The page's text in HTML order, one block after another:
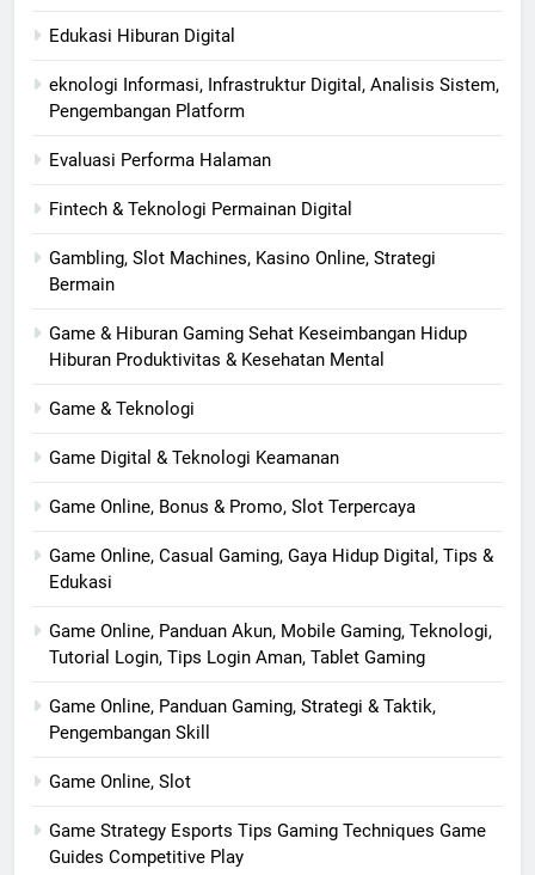
Edukasi Hiburan Digital
eknologi Informasi, Infrastruktur Digital, Analisis Sistem,
Pengembangan Platform
Evaluasi Performa Halaman
Fintech & Teknologi Permainan Digital
Gambling, Slot Machines, Kasino Online, Strategi
Bermain
Game & Hiburan Gaming Sehat Keseimbangan Hidup
Hiburan Produktivitas & Kesehatan Mental
Game & Teknologi
Game Digital & Teknologi Keamanan
Game Online, Bonus & Promo, Slot Terpercaya
Game Online, Casual Gaming, Gaya Hidup Digital, Tips &
Edukasi
Game Online, Panduan Akun, Mobile Gaming, Teknologi,
Tutorial Login, Tips Login Aman, Tablet Gaming
Game Online, Panduan Gaming, Strategi & Taktik,
Pengembangan Skill
Game Online, Slot
Game Strategy Esports Tips Gaming Techniques Game
Guides Competitive Play